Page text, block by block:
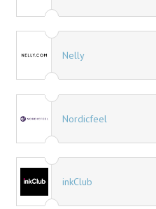
Nelly
Nordicfeel
inkClub